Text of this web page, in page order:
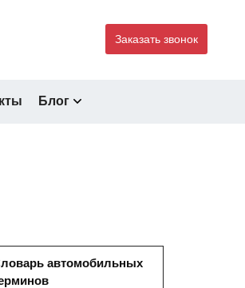
Заказать звонок
Блог
автомобильных